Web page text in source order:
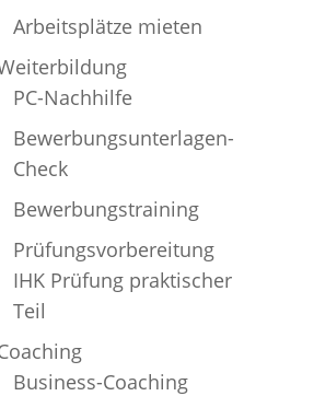
Arbeitsplätze mieten
PC-Nachhilfe
Bewerbungsunterlagen-
Check
Bewerbungstraining
Prüfungsvorbereitung
IHK Prüfung praktischer
Teil
Business-Coaching